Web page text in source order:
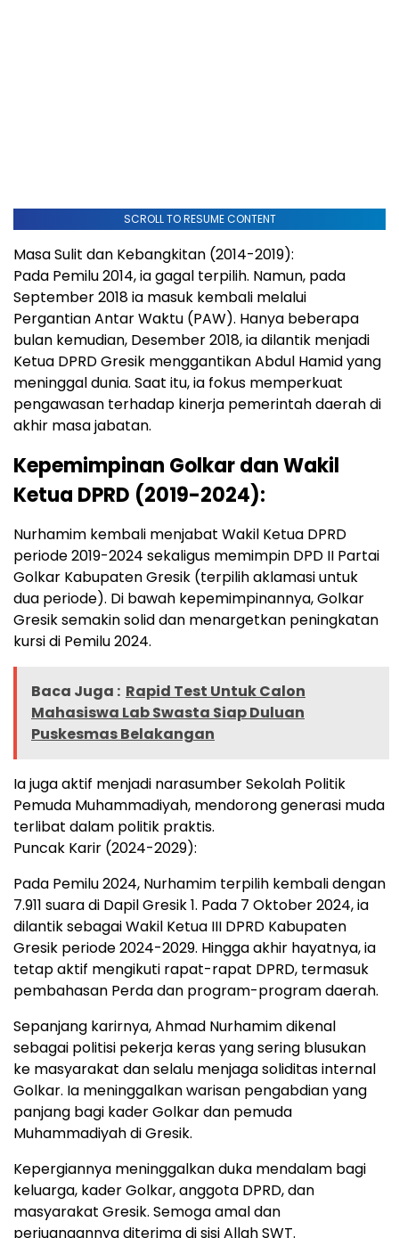
SCROLL TO RESUME CONTENT
Masa Sulit dan Kebangkitan (2014-2019):
Pada Pemilu 2014, ia gagal terpilih. Namun, pada
September 2018 ia masuk kembali melalui
Pergantian Antar Waktu (PAW). Hanya beberapa
bulan kemudian, Desember 2018, ia dilantik menjadi
Ketua DPRD Gresik menggantikan Abdul Hamid yang
meninggal dunia. Saat itu, ia fokus memperkuat
pengawasan terhadap kinerja pemerintah daerah di
akhir masa jabatan.
Kepemimpinan Golkar dan Wakil
Ketua DPRD (2019-2024):
Nurhamim kembali menjabat Wakil Ketua DPRD
periode 2019-2024 sekaligus memimpin DPD II Partai
Golkar Kabupaten Gresik (terpilih aklamasi untuk
dua periode). Di bawah kepemimpinannya, Golkar
Gresik semakin solid dan menargetkan peningkatan
kursi di Pemilu 2024.
Baca Juga : Rapid Test Untuk Calon
Mahasiswa Lab Swasta Siap Duluan
Puskesmas Belakangan
Ia juga aktif menjadi narasumber Sekolah Politik
Pemuda Muhammadiyah, mendorong generasi muda
terlibat dalam politik praktis.
Puncak Karir (2024-2029):
Pada Pemilu 2024, Nurhamim terpilih kembali dengan
7.911 suara di Dapil Gresik 1. Pada 7 Oktober 2024, ia
dilantik sebagai Wakil Ketua III DPRD Kabupaten
Gresik periode 2024-2029. Hingga akhir hayatnya, ia
tetap aktif mengikuti rapat-rapat DPRD, termasuk
pembahasan Perda dan program-program daerah.
Sepanjang karirnya, Ahmad Nurhamim dikenal
sebagai politisi pekerja keras yang sering blusukan
ke masyarakat dan selalu menjaga soliditas internal
Golkar. Ia meninggalkan warisan pengabdian yang
panjang bagi kader Golkar dan pemuda
Muhammadiyah di Gresik.
Kepergiannya meninggalkan duka mendalam bagi
keluarga, kader Golkar, anggota DPRD, dan
masyarakat Gresik. Semoga amal dan
perjuangannya diterima di sisi Allah SWT.